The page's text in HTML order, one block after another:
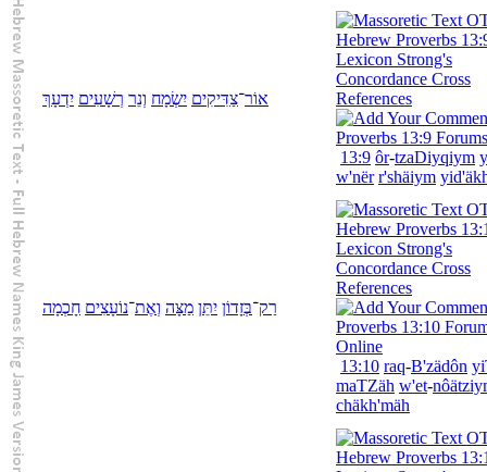
אוֹר־צַדִּיקִים יִשְׂמָח וְנֵר רְשָׁעִים יִדְעָךְ
13:9 ôr-tzaDiyqiym
w'nër r'shäiym
רַק־בְּזָדוֹן יִתֵּן מַצָּה וְאֶת־נוֹעָצִים חָכְמָה
13:10 raq-B'zädôn
maTZäh w'et-
chäkh'mäh